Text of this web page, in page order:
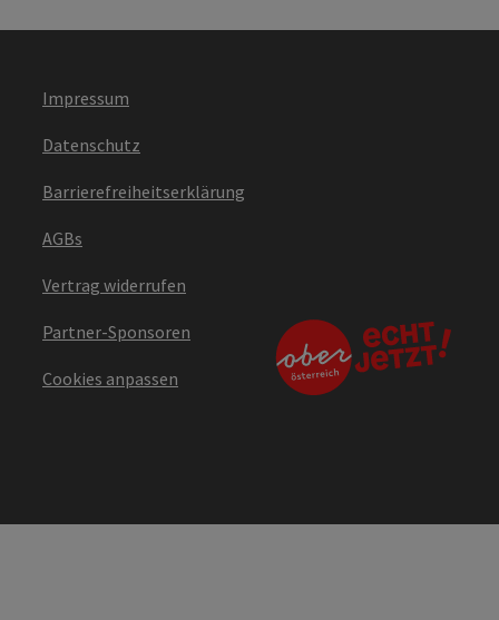
Impressum
Datenschutz
Barrierefreiheitserklärung
AGBs
Vertrag widerrufen
Partner-Sponsoren
Cookies anpassen